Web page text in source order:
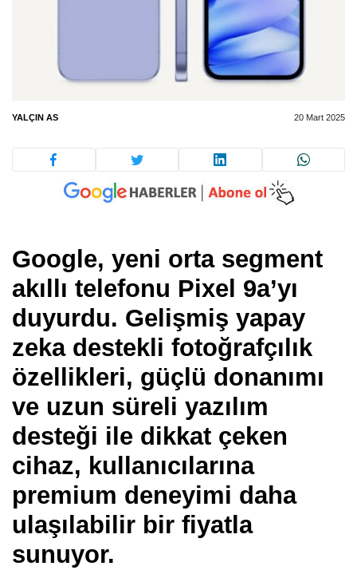
YALÇIN AS 20 Mart 2025
Google, yeni orta segment
akıllı telefonu Pixel 9a’yı
duyurdu. Gelişmiş yapay
zeka destekli fotoğrafçılık
özellikleri, güçlü donanımı
ve uzun süreli yazılım
desteği ile dikkat çeken
cihaz, kullanıcılarına
premium deneyimi daha
ulaşılabilir bir fiyatla
sunuyor.